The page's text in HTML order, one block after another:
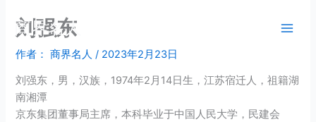
商界名人
刘强东
作者： 商界名人/ 2023年2月23日
刘强东，男，汉族，1974年2月14日生，江苏宿迁人，祖籍湖
南湘潭
京东集团董事局主席，本科毕业于中国人民大学，民建会